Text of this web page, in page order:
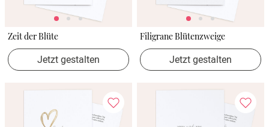
Zeit der Blüte
Jetzt gestalten
Filigrane Blütenzweige
Jetzt gestalten